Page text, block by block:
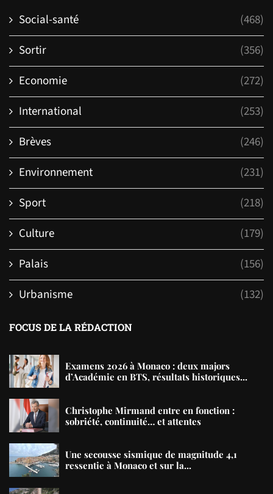
Social-santé
(468)
Sortir
(356)
Economie
(272)
International
(253)
Brèves
(246)
Environnement
(231)
Sport
(218)
Culture
(179)
Palais
(156)
Urbanisme
(132)
FOCUS DE LA RÉDACTION
Examens 2026 à Monaco : deux majors
d’Académie en BTS, résultats historiques...
Christophe Mirmand entre en fonction :
sobriété, continuité… et attentes
Une secousse sismique de magnitude 4,1
ressentie à Monaco et sur la...